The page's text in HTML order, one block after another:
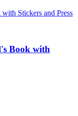
Book with